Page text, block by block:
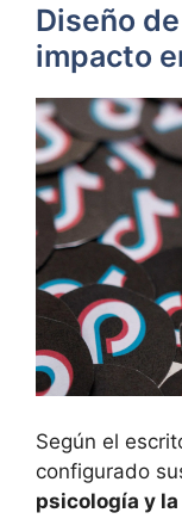
Diseño
impacto
Según el
configurado
psicología y